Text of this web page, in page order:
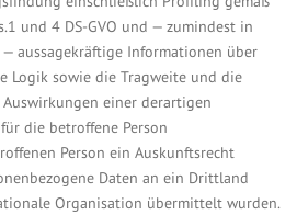
und 4 DS-GVO und — zumindest in
aussagekräftige Informationen über
Logik sowie die Tragweite und die
einer derartigen
die betroffene Person
Person ein Auskunftsrecht
Daten an ein Drittland
Organisation übermittelt wurden.